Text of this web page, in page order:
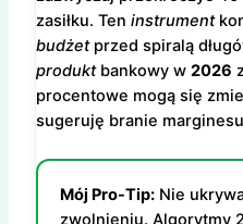
zasiłku. Ten instrument
budżetprzed spiralą
produktbankowy w 2026
procentowe mogą się
sugeruję branie
Mój Pro-Tip:Nie
zwolnieniu. Algorytmy